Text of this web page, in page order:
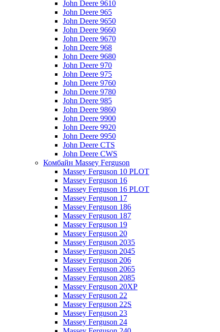
John Deere 9610
John Deere 965
John Deere 9650
John Deere 9660
John Deere 9670
John Deere 968
John Deere 9680
John Deere 970
John Deere 975
John Deere 9760
John Deere 9780
John Deere 985
John Deere 9860
John Deere 9900
John Deere 9920
John Deere 9950
John Deere CTS
John Deere CWS
Комбайн Massey Ferguson
Massey Ferguson 10 PLOT
Massey Ferguson 16
Massey Ferguson 16 PLOT
Massey Ferguson 17
Massey Ferguson 186
Massey Ferguson 187
Massey Ferguson 19
Massey Ferguson 20
Massey Ferguson 2035
Massey Ferguson 2045
Massey Ferguson 206
Massey Ferguson 2065
Massey Ferguson 2085
Massey Ferguson 20XP
Massey Ferguson 22
Massey Ferguson 22S
Massey Ferguson 23
Massey Ferguson 24